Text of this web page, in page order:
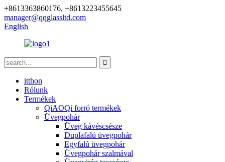
+8613363860176, +8613223455645
manager@qqglassltd.com
English
itthon
Rólunk
Termékek
QiAOQi forró termékek
Üvegpohár
Üveg kávéscsésze
Duplafalú üvegpohár
Egyfalú üvegpohár
Üvegpohár szalmával